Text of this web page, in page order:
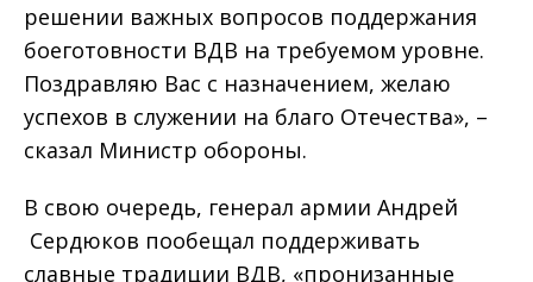
решении важных вопросов поддержания
боеготовности ВДВ на требуемом уровне.
Поздравляю Вас с назначением, желаю
успехов в служении на благо Отечества», –
сказал Министр обороны.
В свою очередь, генерал армии Андрей
Сердюков пообещал поддерживать
славные традиции ВДВ, «пронизанные